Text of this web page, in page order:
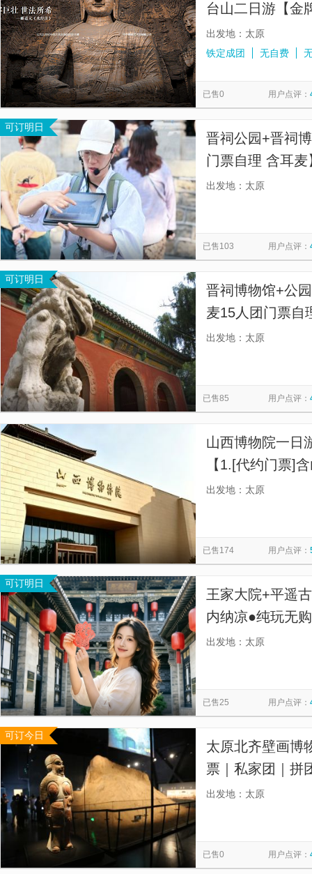
台山二日游【金
含】
出发地：太原
铁定成团
无自费
已售0 用户点评：
可订明日
晋祠公园+晋祠
门票自理 含耳
度游玩晋祠】
出发地：太原
已售103 用户点评：
可订明日
晋祠博物馆+公
麦15人团门票自
游，三小时精品
出发地：太原
已售85 用户点评：
山西博物院一日
【1.[代约门票]
自己蹲守，预约
出发地：太原
已售174 用户点评：
可订明日
王家大院+平遥
内纳凉●纯玩无
览不低于3小时
出发地：太原
已售25 用户点评：
可订今日
太原北齐壁画博
票｜私家团｜拼
麦｜私家团｜拼
出发地：太原
已售0 用户点评：